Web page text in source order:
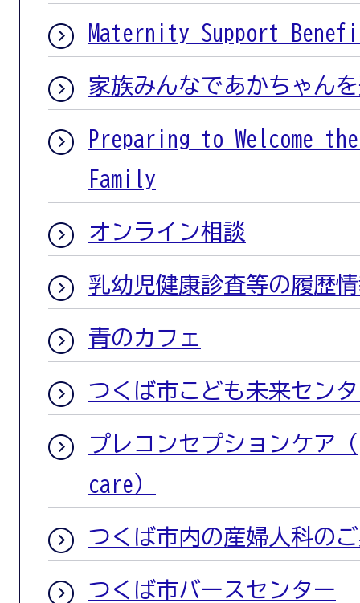
Maternity Support
家族みんなであかちゃん
Preparing to Welcome
Family
オンライン相談
乳幼児健康診査等の履歴
青のカフェ
つくば市こども未来セン
プレコンセプションケア
care）
つくば市内の産婦人科の
つくば市バースセンター